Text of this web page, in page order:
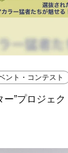
ント・コンテスト
”プロジェ